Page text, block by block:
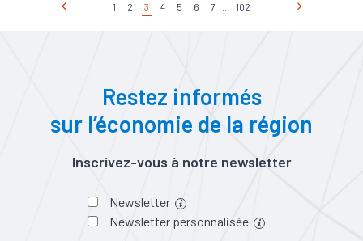
1 2 3 4 5 6 7 102
Restez informés
sur l’économie de la région
Inscrivez-vous à notre newsletter
Newsletter
Newsletter personnalisée